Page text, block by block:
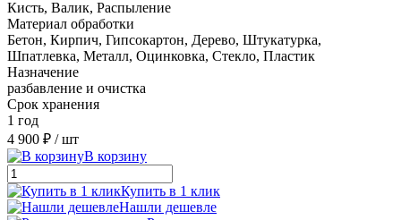
Кисть, Валик, Распыление
Материал обработки
Бетон, Кирпич, Гипсокартон, Дерево, Штукатурка,
Шпатлевка, Металл, Оцинковка, Стекло, Пластик
Назначение
разбавление и очистка
Срок хранения
1 год
4 900 ₽ / шт
В корзину
Купить в 1 клик
Нашли дешевле